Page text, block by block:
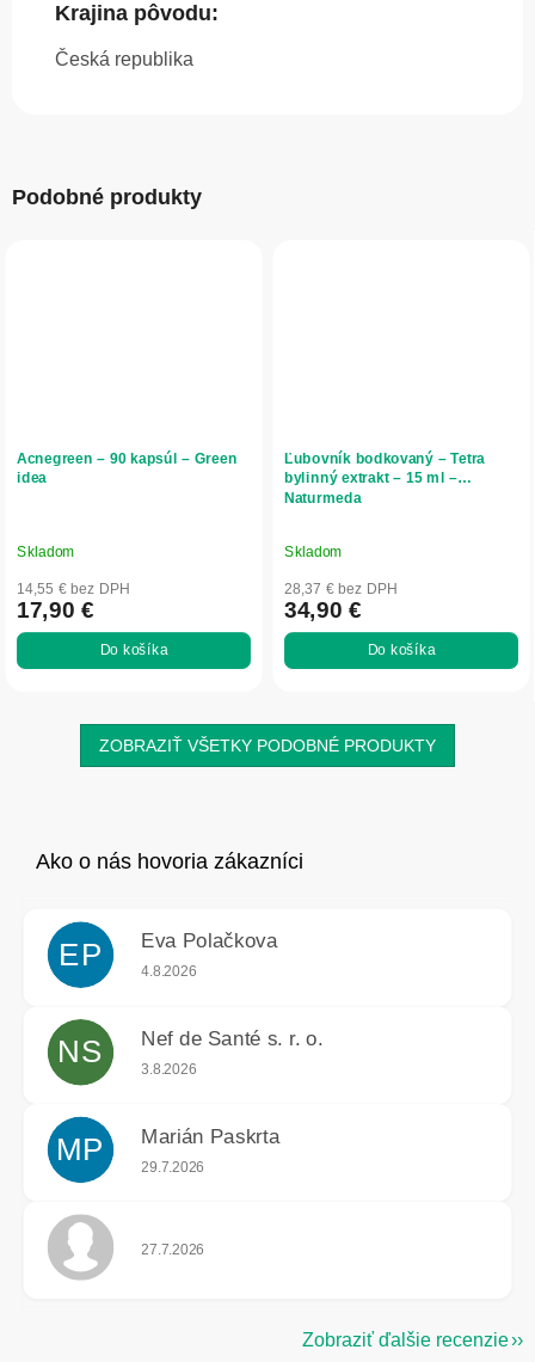
Krajina pôvodu:
Česká republika
Podobné produkty
Acnegreen – 90 kapsúl – Green
idea
Skladom
14,55 € bez DPH
17,90 €
Do košíka
Ľubovník bodkovaný – Tetra
bylinný extrakt – 15 ml –
Naturmeda
Skladom
28,37 € bez DPH
34,90 €
Do košíka
ZOBRAZIŤ VŠETKY PODOBNÉ PRODUKTY
EP Eva Polačkova
Hodnotenie obchodu je 5 z 5 hviezdičiek.
4.8.2026
NS Nef de Santé s. r. o.
Hodnotenie obchodu je 5 z 5 hviezdičiek.
3.8.2026
MP Marián Paskrta
Hodnotenie obchodu je 5 z 5 hviezdičiek.
29.7.2026
Hodnotenie obchodu je 5 z 5 hviezdičiek.
27.7.2026
Zobraziť ďalšie recenzie